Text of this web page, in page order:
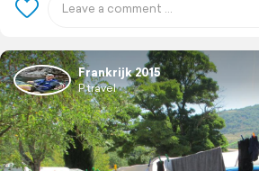
Frankrijk 2015
P travel